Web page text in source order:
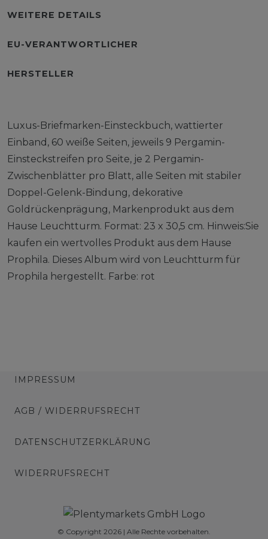
WEITERE DETAILS
EU-VERANTWORTLICHER
HERSTELLER
Luxus-Briefmarken-Einsteckbuch, wattierter
Einband, 60 weiße Seiten, jeweils 9 Pergamin-
Einsteckstreifen pro Seite, je 2 Pergamin-
Zwischenblätter pro Blatt, alle Seiten mit stabiler
Doppel-Gelenk-Bindung, dekorative
Goldrückenprägung, Markenprodukt aus dem
Hause Leuchtturm. Format: 23 x 30,5 cm. Hinweis:Sie
kaufen ein wertvolles Produkt aus dem Hause
Prophila. Dieses Album wird von Leuchtturm für
Prophila hergestellt. Farbe: rot
IMPRESSUM
AGB / WIDERRUFSRECHT
DATENSCHUTZERKLÄRUNG
WIDERRUFSRECHT
© Copyright 2026 | Alle Rechte vorbehalten.